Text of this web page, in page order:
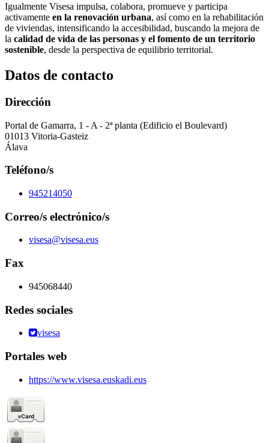
Igualmente Visesa impulsa, colabora, promueve y participa
activamente en la renovación urbana, así como en la rehabilitación
de viviendas, intensificando la accesibilidad, buscando la mejora de
la calidad de vida de las personas y el fomento de un territorio
sostenible, desde la perspectiva de equilibrio territorial.
Datos de contacto
Dirección
Portal de Gamarra, 1 - A - 2ª planta (Edificio el Boulevard)
01013 Vitoria-Gasteiz
Álava
Teléfono/s
945214050
Correo/s electrónico/s
visesa@visesa.eus
Fax
945068440
Redes sociales
visesa
Portales web
https://www.visesa.euskadi.eus